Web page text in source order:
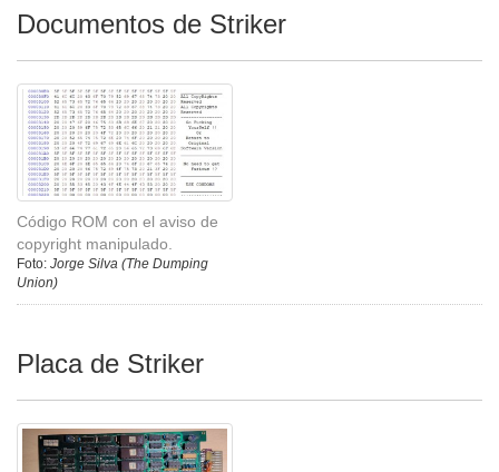
Documentos de Striker
Código ROM con el aviso de
copyright manipulado.
Foto: Jorge Silva (The Dumping
Union)
Placa de Striker